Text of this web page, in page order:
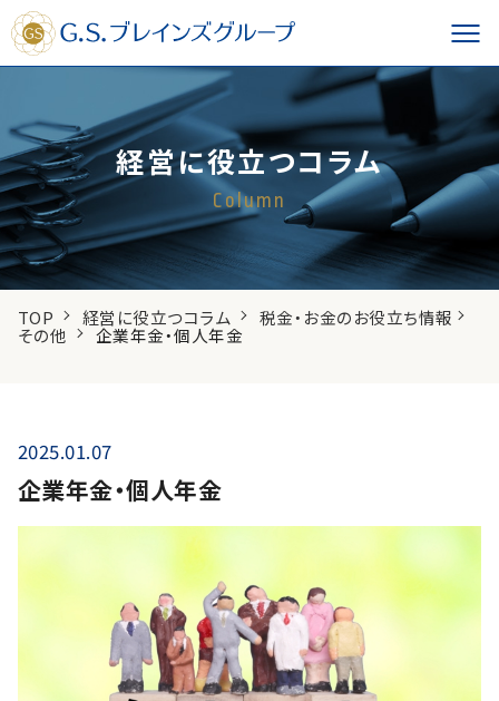
経営に役立つコラム
Column
TOP 経営に役立つコラム 税金・お金のお役立ち情報
その他 企業年金・個人年金
2025.01.07
企業年金・個人年金